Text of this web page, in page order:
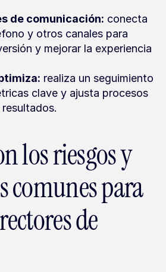
de comunicación: conecta
y otros canales para
y mejorar la experiencia
realiza un seguimiento
clave y ajusta procesos
los riesgos y
comunes para
de